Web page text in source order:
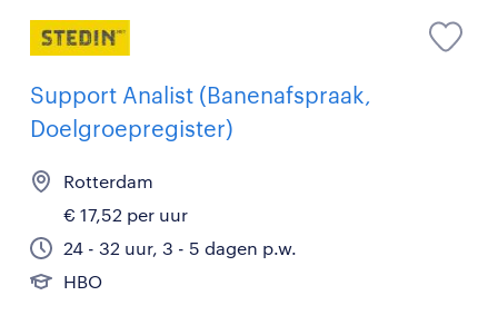
Support Analist (Banenafspraak,
Doelgroepregister)
Rotterdam
€ 17,52 per uur
24 - 32 uur, 3 - 5 dagen p.w.
HBO